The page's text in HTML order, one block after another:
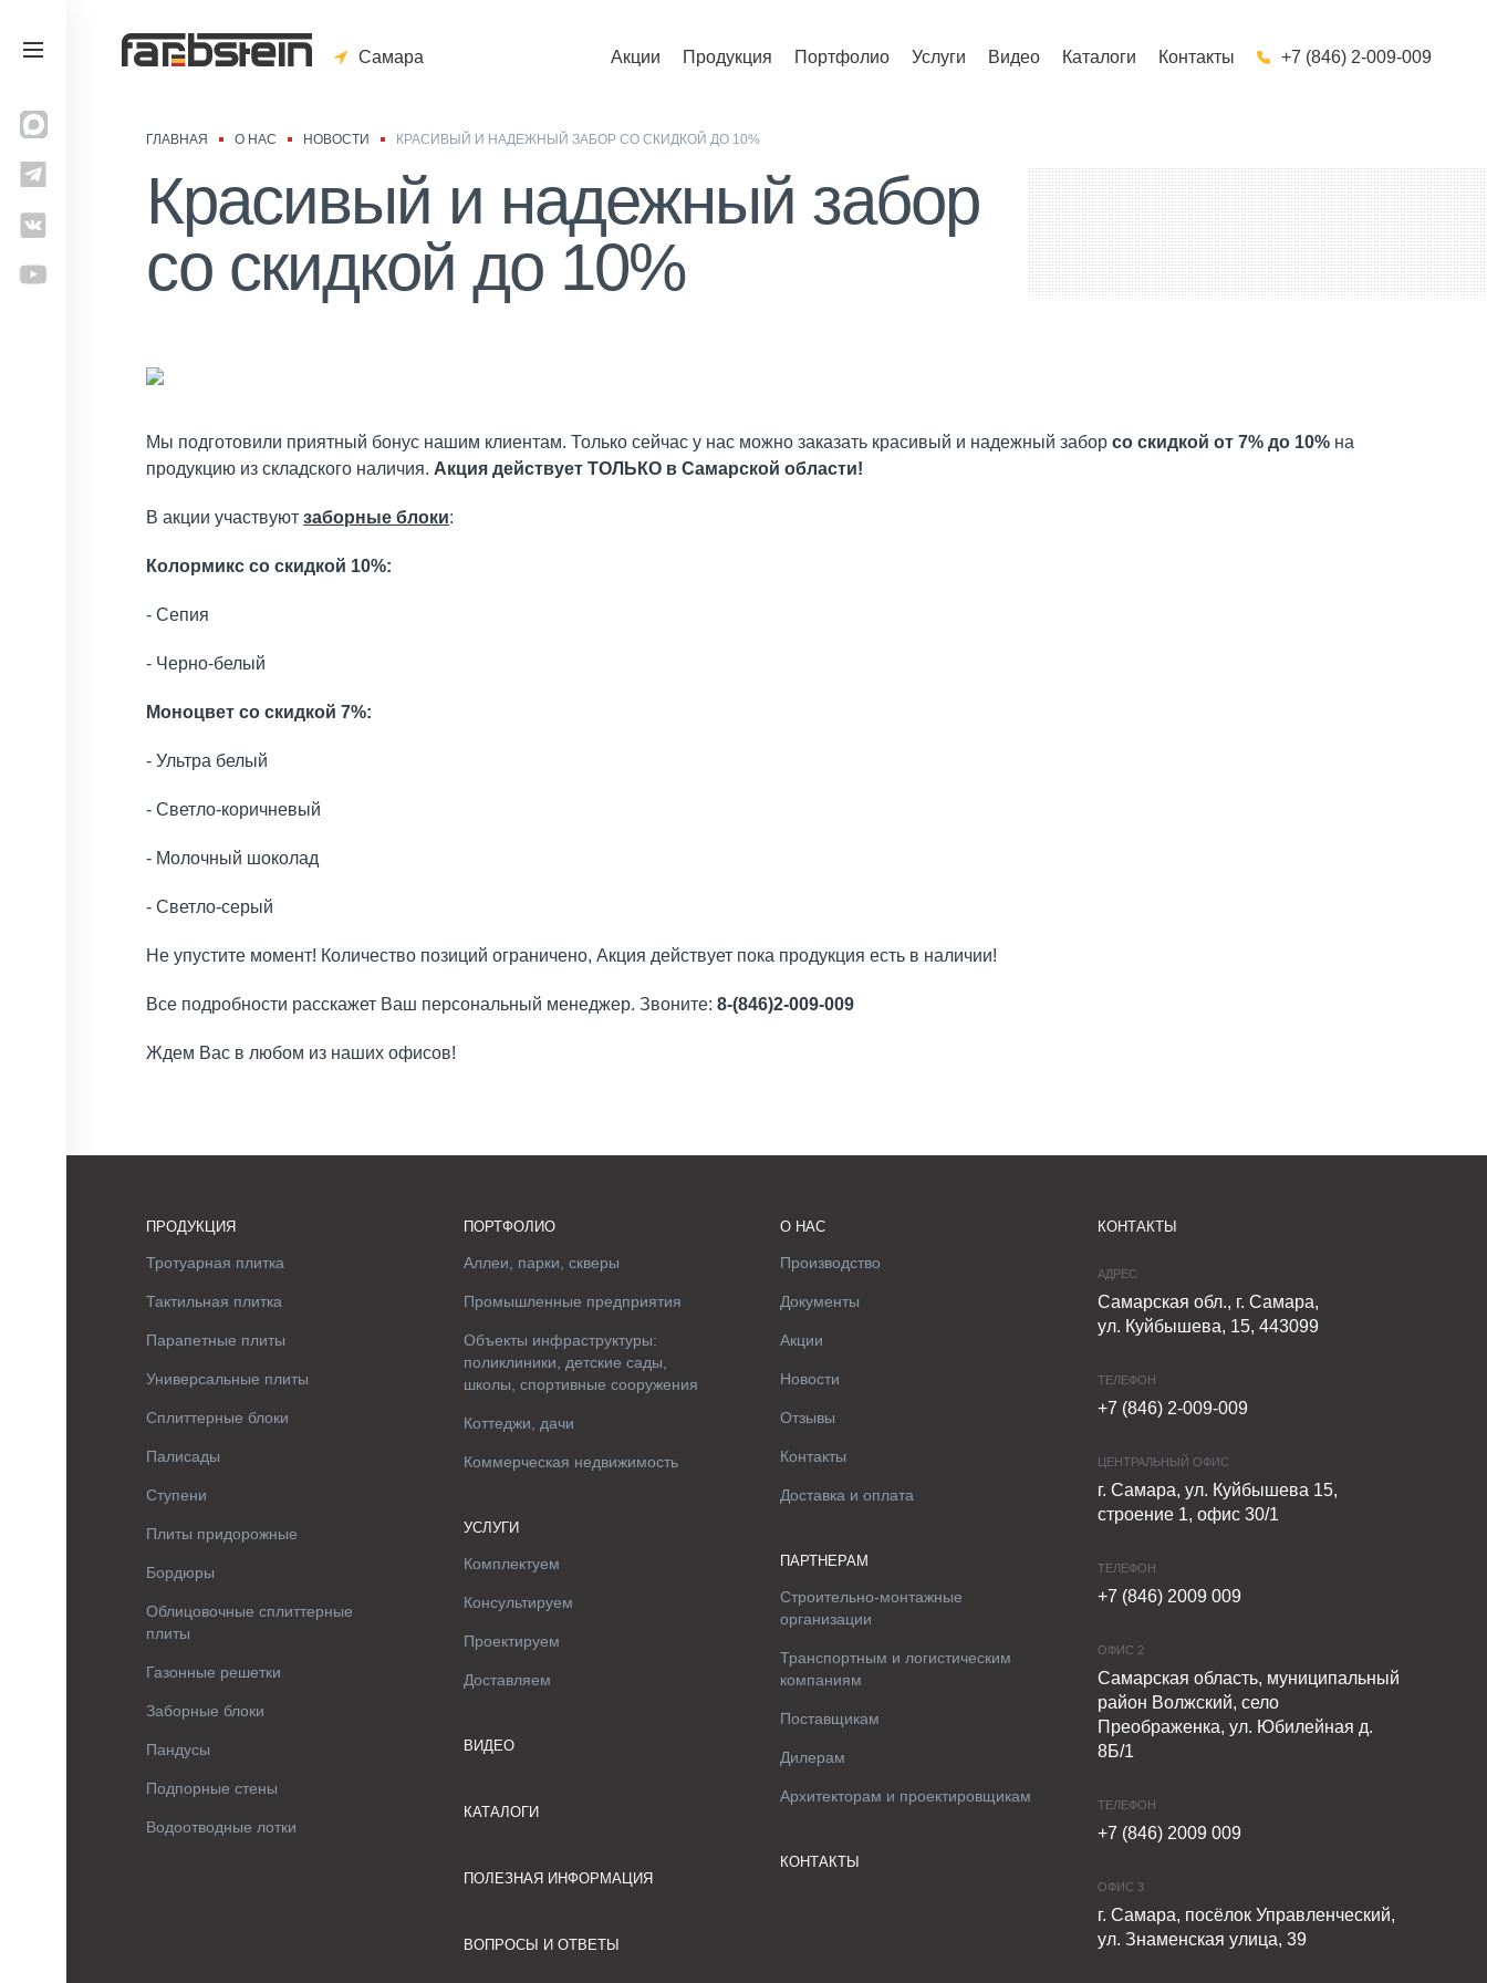
Самара Акции Продукция Портфолио Услуги Видео Каталоги Контакты +7 (846) 2-009-009
ГЛАВНАЯ О НАС НОВОСТИ КРАСИВЫЙ И НАДЕЖНЫЙ ЗАБОР СО СКИДКОЙ ДО 10%
Красивый и надежный забор
со скидкой до 10%
Мы подготовили приятный бонус нашим клиентам. Только сейчас у нас можно заказать красивый и надежный забор со скидкой от 7% до 10% на
продукцию из складского наличия. Акция действует ТОЛЬКО в Самарской области!
В акции участвуют заборные блоки:
Колормикс со скидкой 10%:
- Сепия
- Черно-белый
Моноцвет со скидкой 7%:
- Ультра белый
- Светло-коричневый
- Молочный шоколад
- Светло-серый
Не упустите момент! Количество позиций ограничено, Акция действует пока продукция есть в наличии!
Все подробности расскажет Ваш персональный менеджер. Звоните: 8-(846)2-009-009
Ждем Вас в любом из наших офисов!
ПРОДУКЦИЯ
Тротуарная плитка
Тактильная плитка
Парапетные плиты
Универсальные плиты
Сплиттерные блоки
Палисады
Ступени
Плиты придорожные
Бордюры
Облицовочные сплиттерные
плиты
Газонные решетки
Заборные блоки
Пандусы
Подпорные стены
Водоотводные лотки
ПОРТФОЛИО
Аллеи, парки, скверы
Промышленные предприятия
Объекты инфраструктуры:
поликлиники, детские сады,
школы, спортивные сооружения
Коттеджи, дачи
Коммерческая недвижимость
УСЛУГИ
Комплектуем
Консультируем
Проектируем
Доставляем
ВИДЕО
КАТАЛОГИ
ПОЛЕЗНАЯ ИНФОРМАЦИЯ
ВОПРОСЫ И ОТВЕТЫ
О НАС
Производство
Документы
Акции
Новости
Отзывы
Контакты
Доставка и оплата
ПАРТНЕРАМ
Строительно-монтажные
организации
Транспортным и логистическим
компаниям
Поставщикам
Дилерам
Архитекторам и проектировщикам
КОНТАКТЫ
КОНТАКТЫ
АДРЕС
Самарская обл., г. Самара,
ул. Куйбышева, 15, 443099
ТЕЛЕФОН
+7 (846) 2-009-009
ЦЕНТРАЛЬНЫЙ ОФИС
г. Самара, ул. Куйбышева 15,
строение 1, офис 30/1
ТЕЛЕФОН
+7 (846) 2009 009
ОФИС 2
Самарская область, муниципальный
район Волжский, село
Преображенка, ул. Юбилейная д.
8Б/1
ТЕЛЕФОН
+7 (846) 2009 009
ОФИС 3
г. Самара, посёлок Управленческий,
ул. Знаменская улица, 39